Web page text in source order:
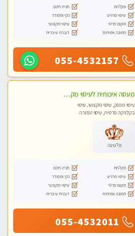
מקלחת
חניה חינם
עיסוי מרגיע
נקי ומסודר
מקום פרטי
עיסוי מקצועי
תמונה אמיתית
דוברת עיברית
055-4532157
מעסה איכותית לעיסוי מקצועי ומפנק לכל שרירי הגוף עיסוי רפואי, מרגיע, קלאסי
עיסוי מפנק, עיסוי מקצועי, עיסוי
בקלניקה פרטית, עיסוי טנטרה
פלטינה
מקלחת
חניה חינם
עיסוי מרגיע
נקי ומסודר
מקום פרטי
עיסוי מקצועי
תמונה אמיתית
דוברת עיברית
055-4532011